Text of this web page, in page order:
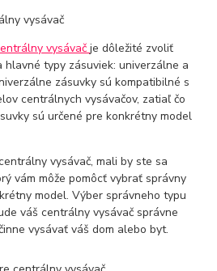
vysávač
vysávačje dôležité zvoliť
hlavné typy zásuviek: univerzálne a
zásuvky sú kompatibilné s
centrálnych vysávačov, zatiaľ čo
sú určené pre konkrétny model
vysávač, mali by ste sa
vám môže pomôcť vybrať správny
model. Výber správneho typu
váš centrálny vysávač správne
vysávať váš dom alebo byt.